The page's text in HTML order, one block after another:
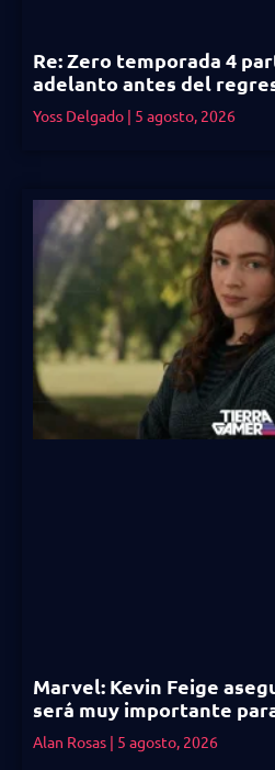
Re: Zero temporada 4
adelanto antes del
Yoss Delgado 5 agosto, 2026
Marvel: Kevin Feige
será muy importante
Alan Rosas 5 agosto, 2026